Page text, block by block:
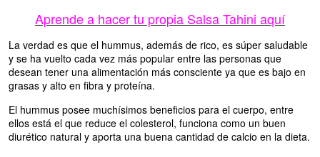
Aprende a hacer tu propia Salsa Tahini aquí
La verdad es que el hummus, además de rico, es súper saludable
y se ha vuelto cada vez más popular entre las personas que
desean tener una alimentación más consciente ya que es bajo en
grasas y alto en fibra y proteína.
El hummus posee muchísimos beneficios para el cuerpo, entre
ellos está el que reduce el colesterol, funciona como un buen
diurético natural y aporta una buena cantidad de calcio en la dieta.